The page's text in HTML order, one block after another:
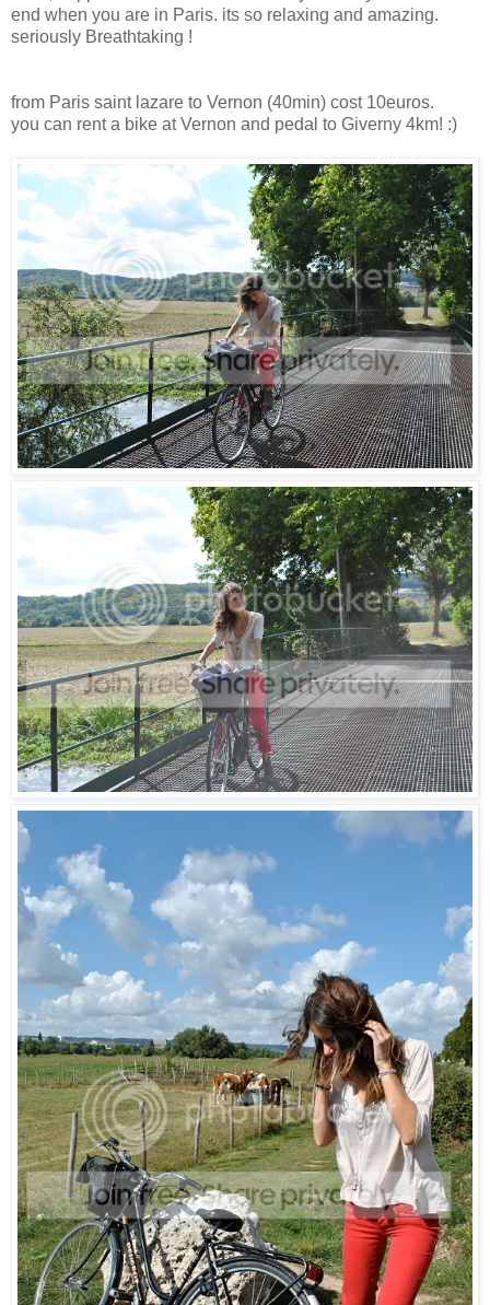
end when you are in Paris. its so relaxing and amazing.
seriously Breathtaking !
from Paris saint lazare to Vernon (40min) cost 10euros.
you can rent a bike at Vernon and pedal to Giverny 4km! :)